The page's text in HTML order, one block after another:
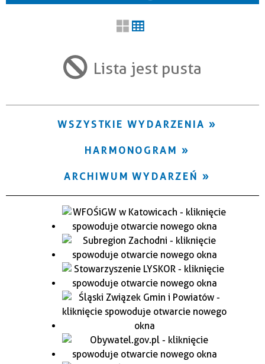
Trwające w zakresie Lista jest pusta
WSZYSTKIE WYDARZENIA
HARMONOGRAM
ARCHIWUM WYDARZEŃ